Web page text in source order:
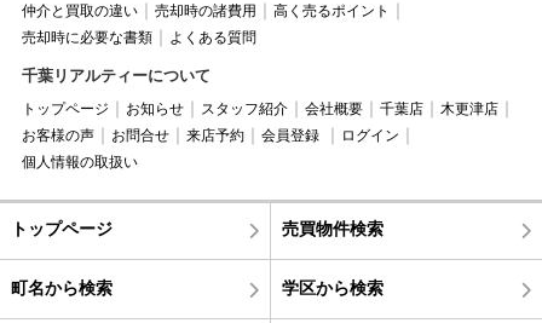
仲介と買取の違い
売却時の諸費用
高く売るポイント
売却時に必要な書類
よくある質問
千葉リアルティーについて
トップページ お知らせ スタッフ紹介 会社概要 千葉店
木更津店
お客様の声
お問合せ 来店予約 会員登録
ログイン
個人情報の取扱い
トップページ 売買物件検索
町名から検索 学区から検索